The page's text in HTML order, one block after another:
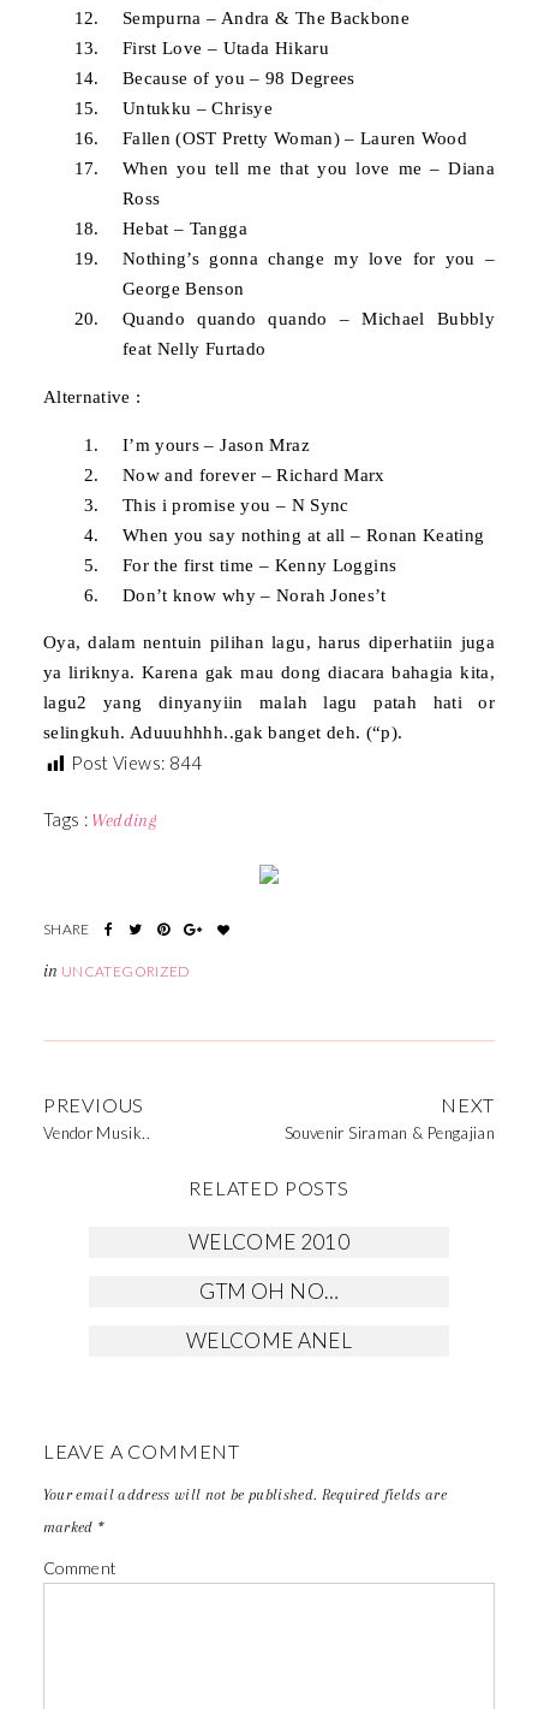
Sempurna – Andra & The Backbone
First Love – Utada Hikaru
Because of you – 98 Degrees
Untukku – Chrisye
Fallen (OST Pretty Woman) – Lauren Wood
When you tell me that you love me – Diana
Ross
Hebat – Tangga
Nothing’s gonna change my love for you –
George Benson
Quando quando quando – Michael Bubbly
feat Nelly Furtado
Alternative :
I’m yours – Jason Mraz
Now and forever – Richard Marx
This i promise you – N Sync
When you say nothing at all – Ronan Keating
For the first time – Kenny Loggins
Don’t know why – Norah Jones’t
Oya, dalam nentuin pilihan lagu, harus diperhatiin juga
ya liriknya. Karena gak mau dong diacara bahagia kita,
lagu2 yang dinyanyiin malah lagu patah hati or
selingkuh. Aduuuhhhh..gak banget deh. (“p).
Post Views: 844
Tags : Wedding
in UNCATEGORIZED
PREVIOUS
Vendor Musik..
NEXT
Souvenir Siraman & Pengajian
RELATED POSTS
WELCOME 2010
GTM OH NO…
WELCOME ANEL
LEAVE A COMMENT
Your email address will not be published. Required fields are
marked *
Comment